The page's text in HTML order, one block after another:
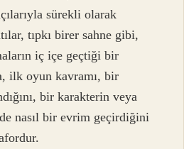
sürekli olarak
tıpkı birer sahne gibi,
iç içe geçtiği bir
ilk oyun kavramı, bir
bir karakterin veya
nasıl bir evrim geçirdiğini